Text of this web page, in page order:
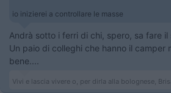
io inizierei a controllare le masse
Andrà sotto i ferri di chi, spero, sa fare il
Un paio di colleghi che hanno il camper
bene....
Vivi e lascia vivere o, per dirla alla bolognese,